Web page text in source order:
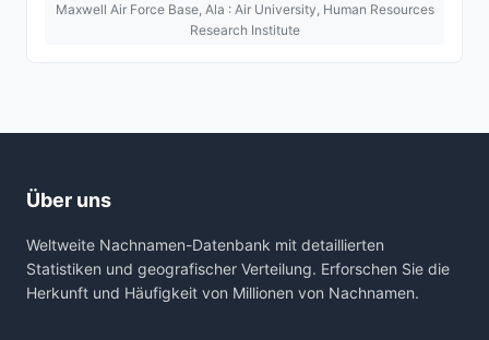
Maxwell Air Force Base, Ala : Air University, Human Resources
Research Institute
Über uns
Weltweite Nachnamen-Datenbank mit detaillierten
Statistiken und geografischer Verteilung. Erforschen Sie die
Herkunft und Häufigkeit von Millionen von Nachnamen.